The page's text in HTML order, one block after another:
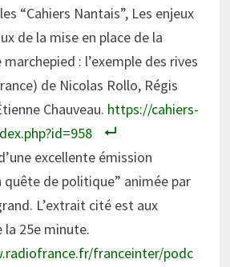
“Cahiers Nantais”, Les enjeux
de la mise en place de la
: l’exemple des rives
de Nicolas Rollo, Régis
Chauveau. https://cahiers-
excellente émission
quête de politique” animée par
L’extrait cité est aux
la 25e minute.
franceinter/podc